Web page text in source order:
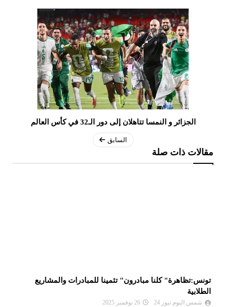
الجزائر و النمسا تتاهلان إلى دور الـ32 في كأس العالم
السابق
مقالات ذات صلة
تونس:تظاهرة" كلنا مبادرون" تثمينا للمبادرات والمشاريع
الطلابية
شمس اليوم نيوز 24 26 نوفمبر 2025